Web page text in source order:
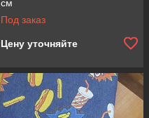
см
Под заказ
Цену уточняйте